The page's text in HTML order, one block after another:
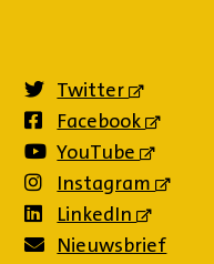
Twitter
(externe
link)
Facebook
(externe
YouTube
(externe
link)
Instagram
(externe
LinkedIn
(externe
link)
Nieuwsbrief